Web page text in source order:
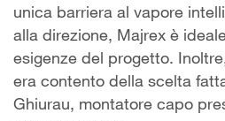
unica barriera al vapore
alla direzione, Majrex è
esigenze del progetto.
era contento della scelta
Ghiurau, montatore capo